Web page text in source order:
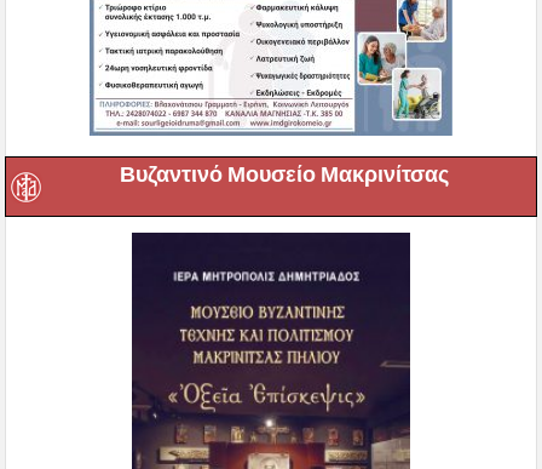
Βυζαντινό Μουσείο Μακρινίτσας